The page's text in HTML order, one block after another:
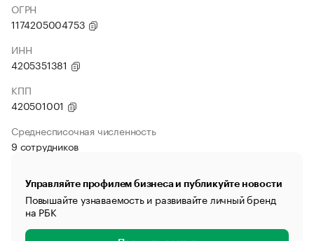
ОГРН
1174205004753
ИНН
4205351381
КПП
420501001
Среднесписочная численность
9 сотрудников
Управляйте профилем бизнеса и публикуйте новости
Повышайте узнаваемость и развивайте личный бренд
на РБК